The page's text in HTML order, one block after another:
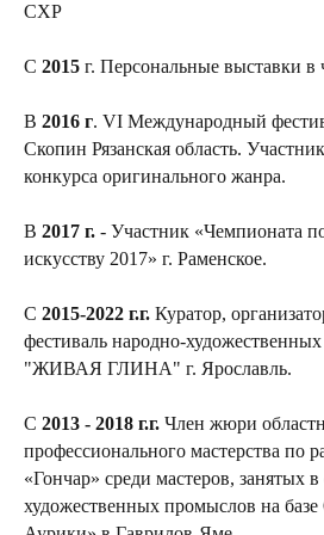
СХР
С 2015 г. Персональные выставки в
В 2016 г. VI Международный
Скопин Рязанская область.
конкурса оригинального жанра.
В 2017 г. - Участник «Чемпионата
искусству 2017» г. Раменское.
С 2015-2022 г.г. Куратор,
фестиваль народно-
"ЖИВАЯ ГЛИНА" г. Ярославль.
С 2013 - 2018 г.г. Член жюри
профессионального мастерства по
«Гончар» среди мастеров, занятых
художественных промыслов на